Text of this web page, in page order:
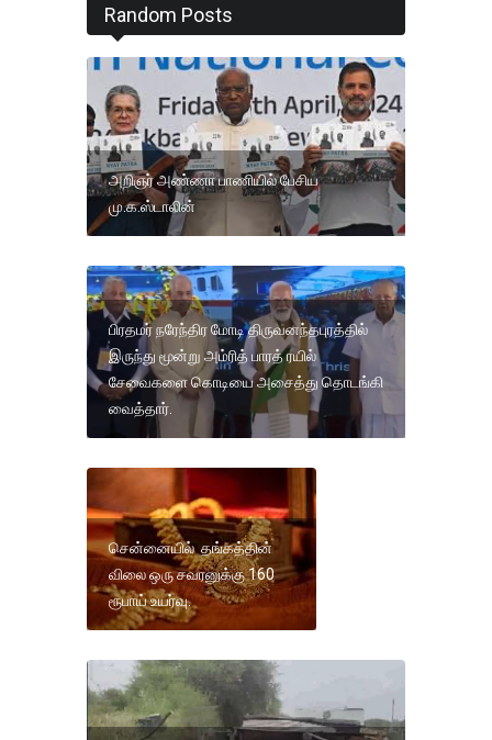
Random Posts
அறிஞர் அண்ணா பாணியில் பேசிய
மு.க.ஸ்டாலின்
பிரதமர் நரேந்திர மோடி திருவனந்தபுரத்தில்
இருந்து மூன்று அம்ரித் பாரத் ரயில்
சேவைகளை கொடியை அசைத்து தொடங்கி
வைத்தார்.
சென்னையில் தங்கத்தின்
விலை ஒரு சவரனுக்கு 160
ரூபாய் உயர்வு.